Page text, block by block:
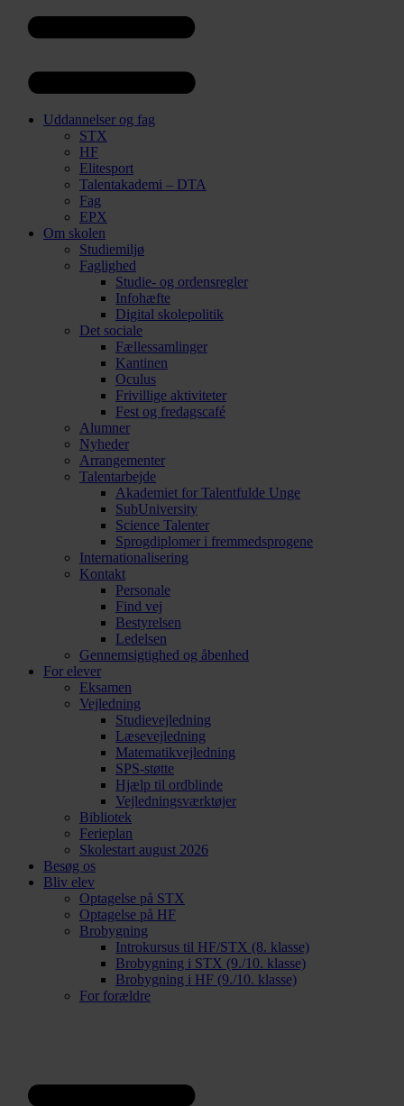
Uddannelser og fag
STX
HF
Elitesport
Talentakademi – DTA
Fag
EPX
Om skolen
Studiemiljø
Faglighed
Studie- og ordensregler
Infohæfte
Digital skolepolitik
Det sociale
Fællessamlinger
Kantinen
Oculus
Frivillige aktiviteter
Fest og fredagscafé
Alumner
Nyheder
Arrangementer
Talentarbejde
Akademiet for Talentfulde Unge
SubUniversity
Science Talenter
Sprogdiplomer i fremmedsprogene
Internationalisering
Kontakt
Personale
Find vej
Bestyrelsen
Ledelsen
Gennemsigtighed og åbenhed
For elever
Eksamen
Vejledning
Studievejledning
Læsevejledning
Matematikvejledning
SPS-støtte
Hjælp til ordblinde
Vejledningsværktøjer
Bibliotek
Ferieplan
Skolestart august 2026
Besøg os
Bliv elev
Optagelse på STX
Optagelse på HF
Brobygning
Introkursus til HF/STX (8. klasse)
Brobygning i STX (9./10. klasse)
Brobygning i HF (9./10. klasse)
For forældre